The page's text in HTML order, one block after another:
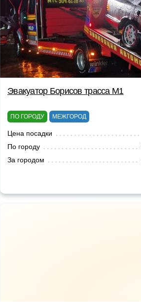
Эвакуатор Борисов трасса М1
ПО ГОРОДУ МЕЖГОРОД
Цена посадки
По городу
За городом